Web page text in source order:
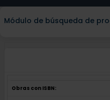
Módulo de búsqueda de
Obras con ISBN: